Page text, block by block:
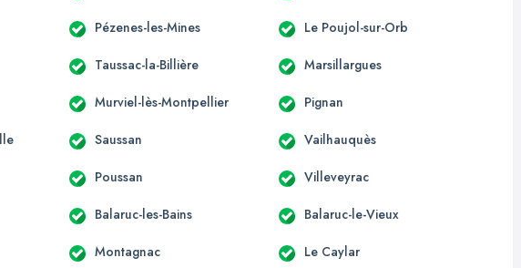
Pézenes-les-Mines Le Poujol-sur-Orb
Taussac-la-Billière Marsillargues
Murviel-lès-Montpellier Pignan
Saussan Vailhauquès
Poussan Villeveyrac
Balaruc-les-Bains Balaruc-le-Vieux
Montagnac Le Caylar